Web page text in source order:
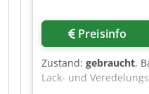
Preisinfo
Zustand: gebraucht,
Lack- und